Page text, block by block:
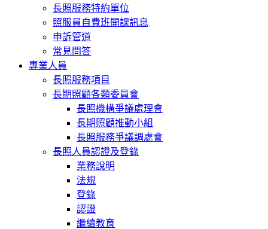
長照服務特約單位
照服員自費班開課訊息
申訴管道
常見問答
專業人員
長照服務項目
長期照顧各類委員會
長照機構爭議處理會
長期照顧推動小組
長照服務爭議調處會
長照人員認證及登錄
業務說明
法規
登錄
認證
繼續教育